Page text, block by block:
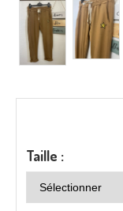
Taille :